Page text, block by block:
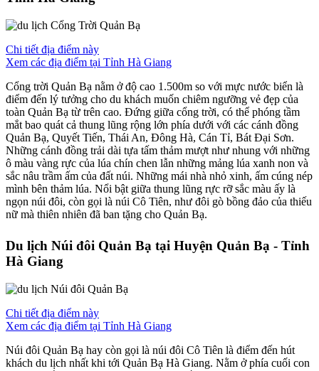
Chi tiết địa điểm này
Xem các địa điểm tại Tỉnh Hà Giang
Cổng trời Quản Bạ nằm ở độ cao 1.500m so với mực nước biển là
điểm đến lý tưởng cho du khách muốn chiêm ngưỡng vẻ đẹp của
toàn Quản Bạ từ trên cao. Đứng giữa cổng trời, có thể phóng tầm
mắt bao quát cả thung lũng rộng lớn phía dưới với các cánh đồng
Quản Bạ, Quyết Tiến, Thái An, Đông Hà, Cán Tỉ, Bát Đại Sơn.
Những cánh đồng trải dài tựa tấm thảm mượt như nhung với những
ô màu vàng rực của lúa chín chen lẫn những mảng lúa xanh non và
sắc nâu trầm ấm của đất núi. Những mái nhà nhỏ xinh, ấm cúng nép
mình bên thảm lúa. Nổi bật giữa thung lũng rực rỡ sắc màu ấy là
ngọn núi đôi, còn gọi là núi Cô Tiên, như đôi gò bồng đảo của thiếu
nữ mà thiên nhiên đã ban tặng cho Quản Bạ.
Du lịch Núi đôi Quản Bạ tại Huyện Quản Bạ - Tỉnh
Hà Giang
Chi tiết địa điểm này
Xem các địa điểm tại Tỉnh Hà Giang
Núi đôi Quản Bạ hay còn gọi là núi đôi Cô Tiên là điểm đến hút
khách du lịch nhất khi tới Quản Bạ Hà Giang. Nằm ở phía cuối con